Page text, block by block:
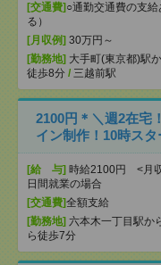
[交通費] ○通勤交通費の支
る）
[月収例] 30万円～
[勤務地] 大手町(東京都)駅
徒歩8分 / 三越前駅
2100円＊＼週2在宅
イン制作！10時ス
[給 与] 時給2100円 <月
日間就業の場合
[交通費]全額支給
[勤務地] 六本木一丁目駅か
ら徒歩7分